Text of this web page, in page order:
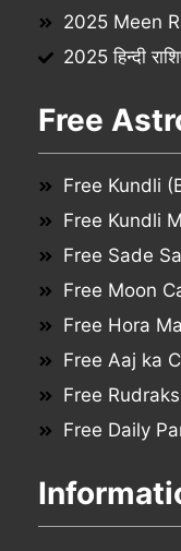
2025 Meen
2025 हिन्दी
Free
Free Kundli
Free Kundli
Free Sade
Free Moon
Free Hora
Free Aaj ka
Free
Free Daily